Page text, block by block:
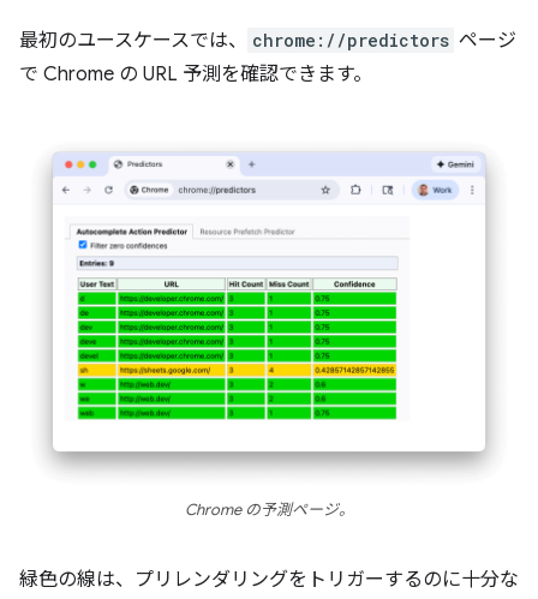
最初のユースケースでは、 chrome://predictors ページ
で Chrome の URL 予測を確認できます。
Chrome の予測ページ。
緑色の線は、プリレンダリングをトリガーするのに十分な